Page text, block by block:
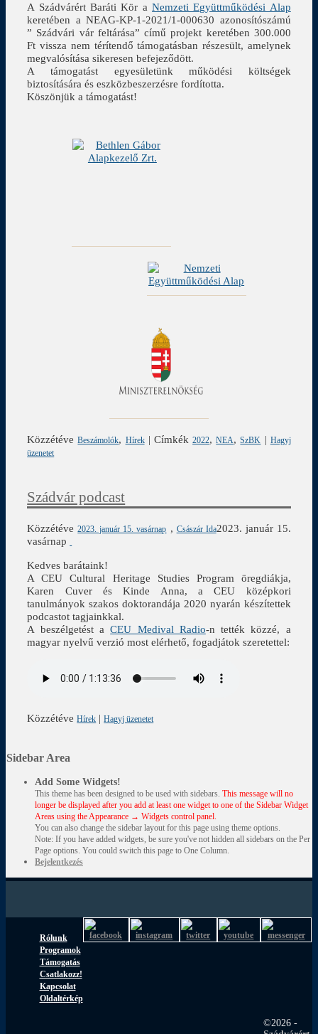
A Szádvárért Baráti Kör aNemzeti Együttműködési Alap
keretében a NEAG-KP-1-2021/1-000630 azonosítószámú
” Szádvári vár feltárása” című projekt keretében 300.000
Ft vissza nem térítendő támogatásban részesült, amelynek
megvalósítása sikeresen befejeződött.
A támogatást egyesületünk működési költségek
biztosítására és eszközbeszerzésre fordította.
Köszönjük a támogatást!
Közzétéve Beszámolók, Hírek| Címkék 2022,NEA,SzBK | Hagyj
üzenetet
Szádvár podcast
Közzétéve2023. január 15. vasárnap , Császár Ida2023. január 15.
vasárnap
Kedves barátaink!
A CEU Cultural Heritage Studies Program öregdiákja,
Karen Cuver és Kinde Anna, a CEU középkori
tanulmányok szakos doktorandája 2020 nyarán készítettek
podcastot tagjainkkal.
A beszélgetést aCEU Medival Radio-n tették közzé, a
magyar nyelvű verzió most elérhető, fogadjátok szeretettel:
Közzétéve Hírek |Hagyj üzenetet
Sidebar Area
Add Some Widgets!
This theme has been designed to be used with sidebars. This message will no
longer be displayed after you add at least one widget to one of the Sidebar Widget
Areas using the Appearance → Widgets control panel.
You can also change the sidebar layout for this page using theme options.
Note: If you have added widgets, be sure you've not hidden all sidebars on the Per
Page options. You could switch this page to One Column.
Bejelentkezés
Rólunk
Programok
Támogatás
Csatlakozz!
Kapcsolat
Oldaltérkép
©2026 -